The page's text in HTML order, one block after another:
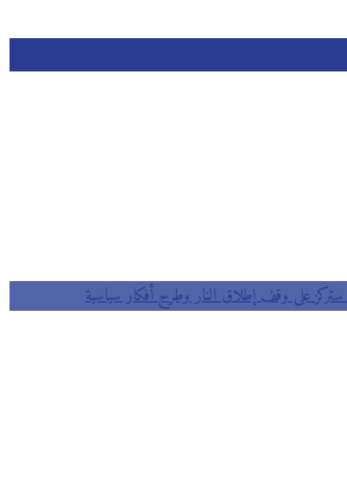
على وقف إطلاق النار وطرح أفكار سياسية